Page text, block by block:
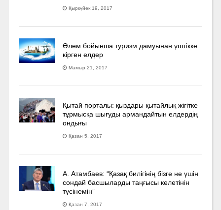
Қыркүйек 19, 2017
Әлем бойынша туризм дамуынан үштікке
кірген елдер
Мамыр 21, 2017
Қытай порталы: қыздары қытайлық жігітке
тұрмысқа шығуды армандайтын елдердің
ондығы
Қазан 5, 2017
А. Атамбаев: “Қазақ билігінің бізге не үшін
сондай басшыларды таңғысы келетінін
түсінемін”
Қазан 7, 2017